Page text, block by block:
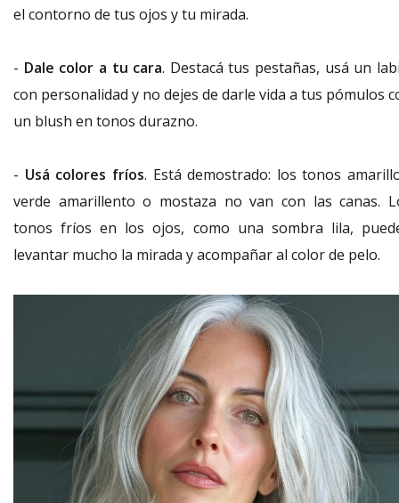
el contorno de tus ojos y tu mirada.
- Dale color a tu cara. Destacá tus pestañas, usá un
con personalidad y no dejes de darle vida a tus pómulos
un blush en tonos durazno.
- Usá colores fríos. Está demostrado: los tonos
verde amarillento o mostaza no van con las canas.
tonos fríos en los ojos, como una sombra lila,
levantar mucho la mirada y acompañar al color de pelo.